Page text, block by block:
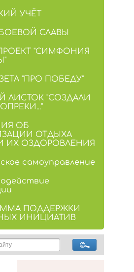
УЧЁТ
СЛАВЫ
"СИМФОНИЯ
"ПРО ПОБЕДУ"
ЛИСТОК "СОЗДАЛИ
ОБ
ОТДЫХА
ИХ ОЗДОРОВЛЕНИЯ
самоуправление
ПОДДЕРЖКИ
ИНИЦИАТИВ